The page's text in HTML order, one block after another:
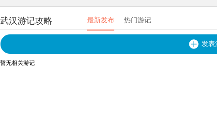
武汉游记攻略 最新发布 热门游记
发表
暂无相关游记